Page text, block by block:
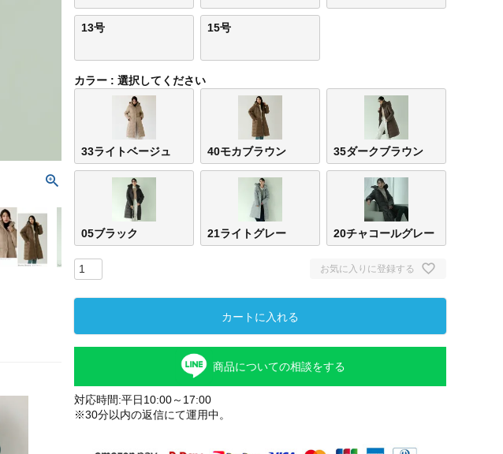
13号 15号
カラー 選択してください
33ライトベージュ 40モカブラウン 35ダークブラウン
05ブラック 21ライトグレー 20チャコールグレー
お気に入りに登録する
カートに入れる
商品についての相談をする
対応時間:平日10:00～17:00
※30分以内の返信にて運用中。